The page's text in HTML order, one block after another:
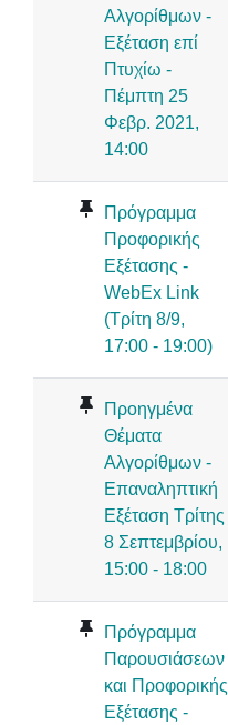
Αλγορίθμων -
Εξέταση επί
Πτυχίω -
Πέμπτη 25
Φεβρ. 2021,
14:00
Πρόγραμμα
Προφορικής
Εξέτασης -
WebEx Link
(Τρίτη 8/9,
17:00 - 19:00)
Προηγμένα
Θέματα
Αλγορίθμων -
Επαναληπτική
Εξέταση Τρίτης
8 Σεπτεμβρίου,
15:00 - 18:00
Πρόγραμμα
Παρουσιάσεων
και Προφορικής
Εξέτασης -